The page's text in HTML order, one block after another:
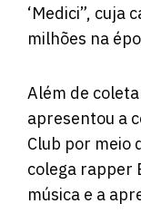
‘Medici”, cuja
milhões na
Além de
apresentou a
Club por meio
colega rapper
música e a